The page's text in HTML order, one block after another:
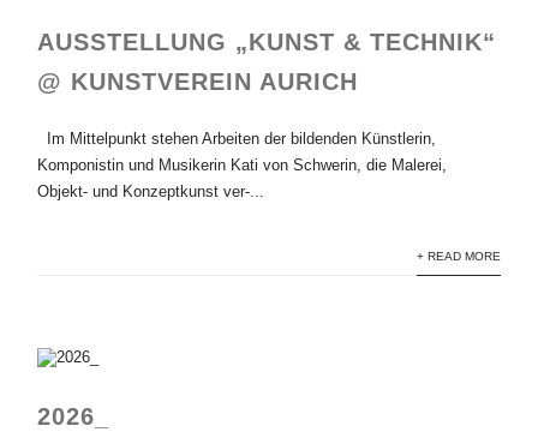
AUSSTELLUNG „KUNST & TECHNIK“
@ KUNSTVEREIN AURICH
Im Mittelpunkt stehen Arbeiten der bildenden Künstlerin,
Komponistin und Musikerin Kati von Schwerin, die Malerei,
Objekt- und Konzeptkunst ver-...
+ READ MORE
2026_